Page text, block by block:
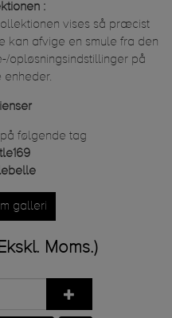
:
vises så præcist
kan afvige en smule fra den
opløsningsindstillinger på
enheder.
følgende tag
galleri
Moms.)